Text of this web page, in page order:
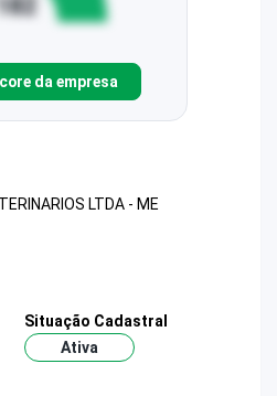
da empresa
LTDA - ME
Situação Cadastral
Ativa